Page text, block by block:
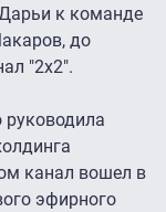
к команде
до
"2х2".
канал вошел в
эфирного